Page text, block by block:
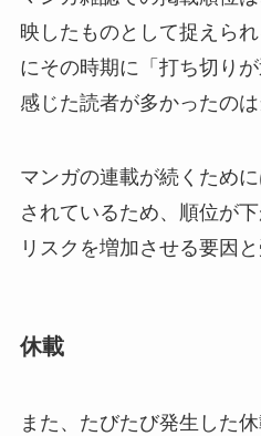
映したものとして捉えら
にその時期に「打ち切り
感じた読者が多かったの
マンガの連載が続くため
されているため、順位が
リスクを増加させる要因
休載
また、たびたび発生した